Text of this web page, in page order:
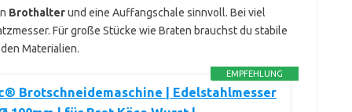
Brothalterund eine Auffangschale sinnvoll. Bei viel
Für große Stücke wie Braten brauchst du stabile
Materialien.
EMPFEHLUNG
Brotschneidemaschine | Edelstahlmesser